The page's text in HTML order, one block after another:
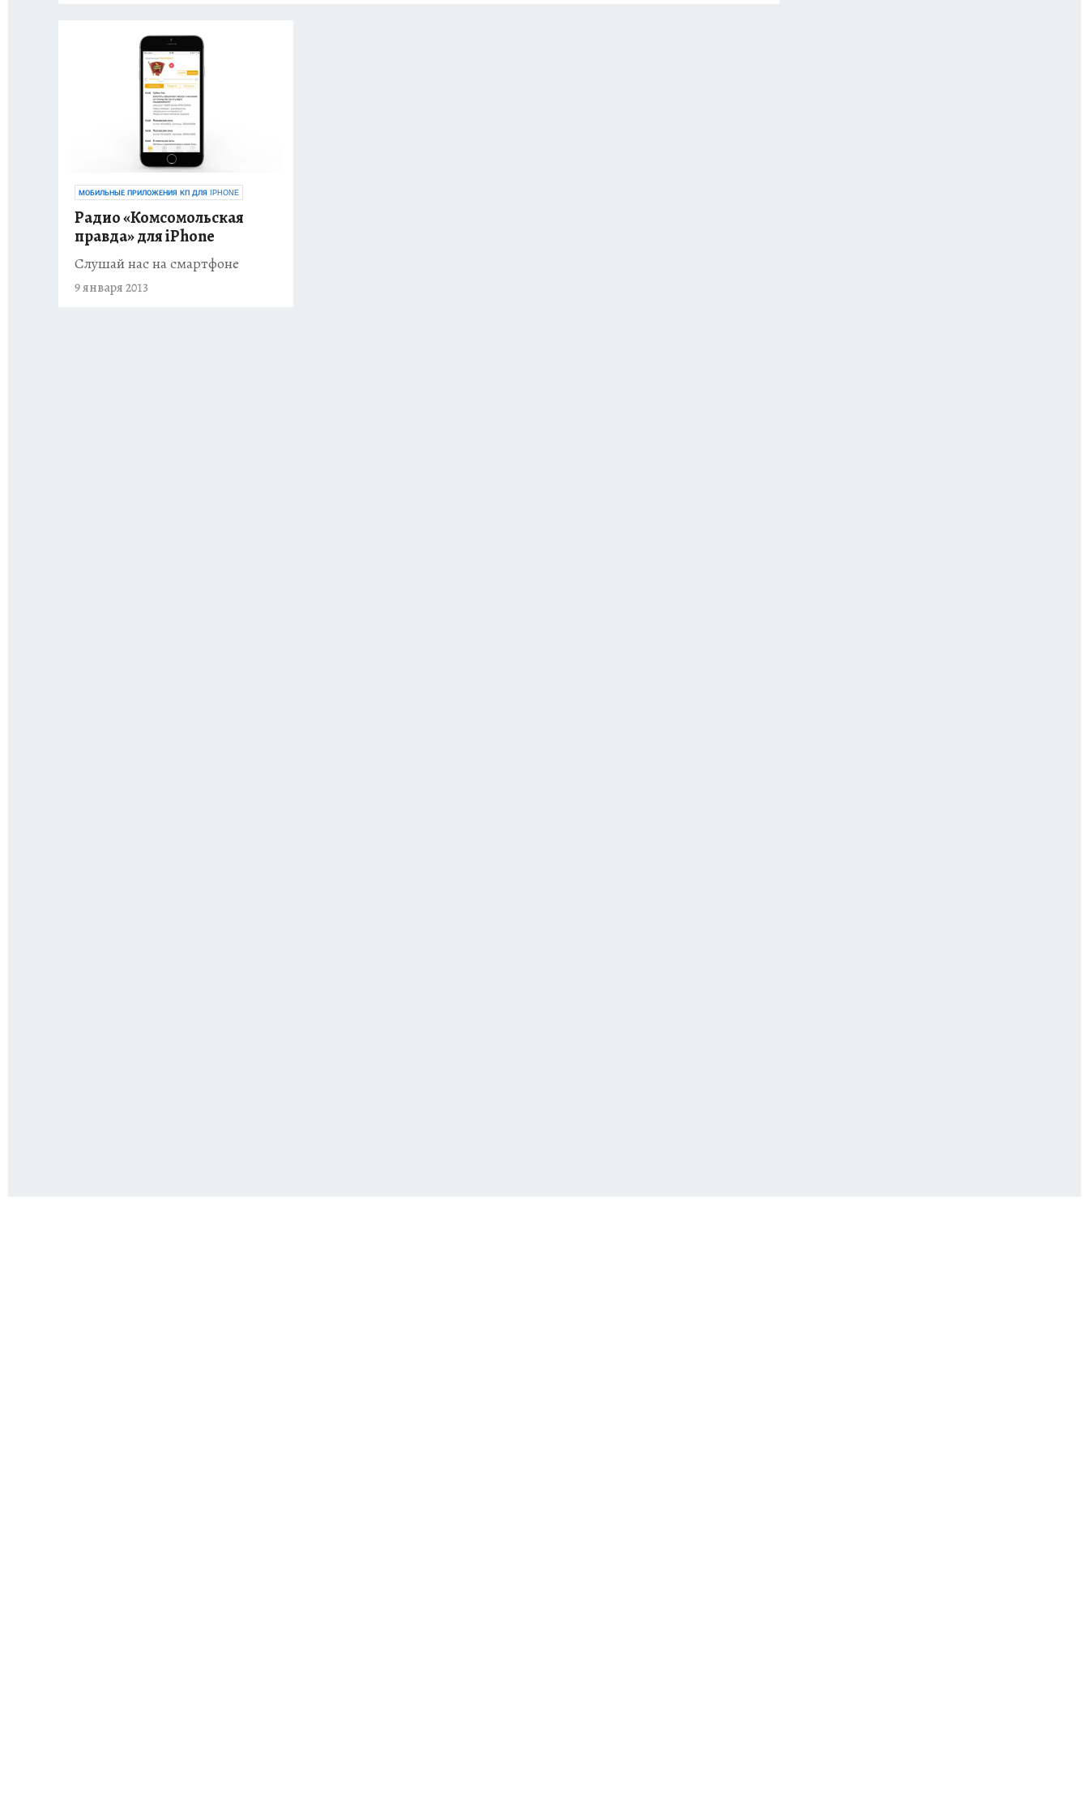
МОБИЛЬНЫЕ ПРИЛОЖЕНИЯ КП ДЛЯ IPHONE
Радио «Комсомольская
правда» для iPhone
Слушай нас на смартфоне
9 января 2013